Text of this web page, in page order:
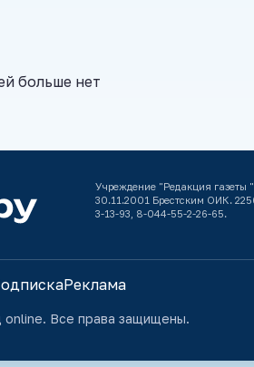
больше нет
Учреждение "Редакция
30.11.2001 Брестским ОИК.
3-13-93, 8-044-55-2-26-65.
Реклама
Все права защищены.